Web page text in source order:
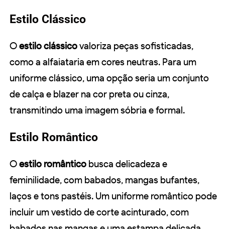
Estilo Clássico
Oestilo clássicovaloriza peças sofisticadas,
como a alfaiataria em cores neutras. Para um
uniforme clássico, uma opção seria um conjunto
de calça e blazer na cor preta ou cinza,
transmitindo uma imagem sóbria e formal.
Estilo Romântico
Oestilo romântico busca delicadeza e
feminilidade, com babados, mangas bufantes,
laços e tons pastéis. Um uniforme romântico pode
incluir um vestido de corte acinturado, com